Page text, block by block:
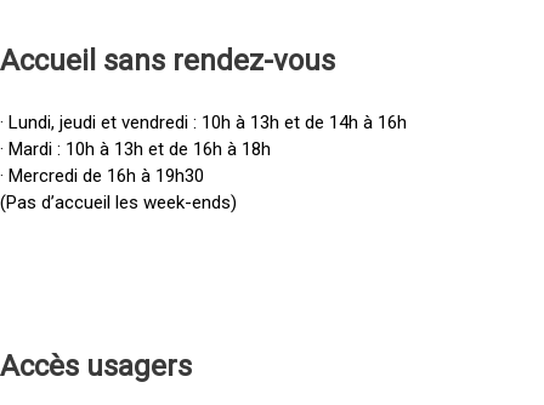
Accueil sans rendez-vous
· Lundi, jeudi et vendredi : 10h à 13h et de 14h à 16h
· Mardi : 10h à 13h et de 16h à 18h
· Mercredi de 16h à 19h30
(Pas d’accueil les week-ends)
Accès usagers